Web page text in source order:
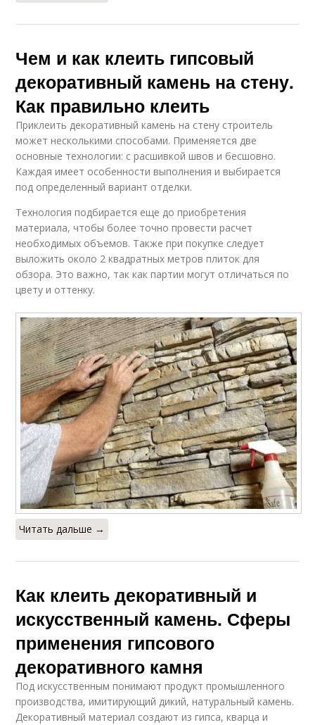
Чем и как клеить гипсовый
декоративный камень на стену.
Как правильно клеить
Приклеить декоративный камень на стену строитель
может несколькими способами. Применяется две
основные технологии: с расшивкой швов и бесшовно.
Каждая имеет особенности выполнения и выбирается
под определенный вариант отделки.
Технология подбирается еще до приобретения
материала, чтобы более точно провести расчет
необходимых объемов. Также при покупке следует
выложить около 2 квадратных метров плиток для
обзора. Это важно, так как партии могут отличаться по
цвету и оттенку.
Читать дальше →
Как клеить декоративный и
искусственный камень. Сферы
применения гипсового
декоративного камня
Под искусственным понимают продукт промышленного
производства, имитирующий дикий, натуральный камень.
Декоративный материал создают из гипса, кварца и